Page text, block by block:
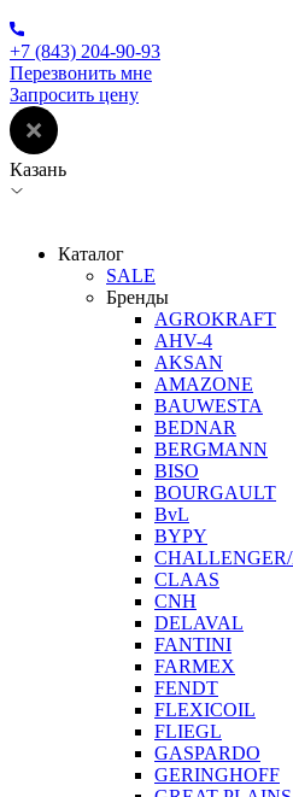
+7 (843) 204-90-93
Перезвонить мне
Запросить цену
Казань
Каталог
SALE
Бренды
AGROKRAFT
AHV-4
AKSAN
AMAZONE
BAUWESTA
BEDNAR
BERGMANN
BISO
BOURGAULT
BvL
BYPY
CLAAS
CNH
DELAVAL
FANTINI
FARMEX
FENDT
FLEXICOIL
FLIEGL
GASPARDO
GERINGHOFF